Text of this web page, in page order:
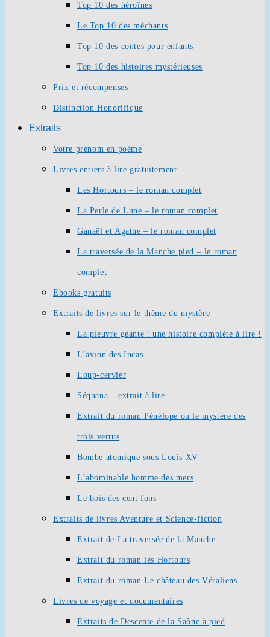
Top 10 des héroïnes
Le Top 10 des méchants
Top 10 des contes pour enfants
Top 10 des histoires mystérieuses
Prix et récompenses
Distinction Honorifique
Extraits
Votre prénom en poème
Livres entiers à lire gratuitement
Les Hortours – le roman complet
La Perle de Lune – le roman complet
Ganaël et Agathe – le roman complet
La traversée de la Manche pied – le roman
complet
Ebooks gratuits
Extraits de livres sur le thème du mystère
La pieuvre géante : une histoire complète à lire !
L’avion des Incas
Loup-cervier
Séquana – extrait à lire
Extrait du roman Pénélope ou le mystère des
trois vertus
Bombe atomique sous Louis XV
L’abominable homme des mers
Le bois des cent fons
Extraits de livres Aventure et Science-fiction
Extrait de La traversée de la Manche
Extrait du roman les Hortours
Extrait du roman Le château des Véraliens
Livres de voyage et documentaires
Extraits de Descente de la Saône à pied